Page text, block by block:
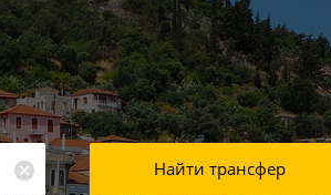
Найти трансфер